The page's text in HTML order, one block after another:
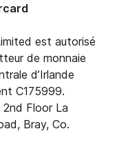
est autorisé
de monnaie
d’Irlande
C175999.
Floor La
Bray, Co.